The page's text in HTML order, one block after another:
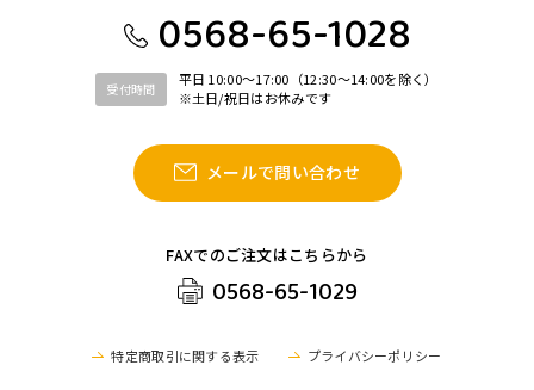
0568-65-1028
受付時間
平日 10:00〜17:00（12:30〜14:00を除く）
※土日/祝日はお休みです
メールで問い合わせ
FAXでのご注文はこちらから
0568-65-1029
特定商取引に関する表示 プライバシーポリシー